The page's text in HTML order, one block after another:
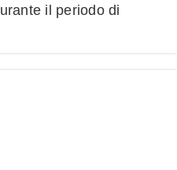
il periodo di